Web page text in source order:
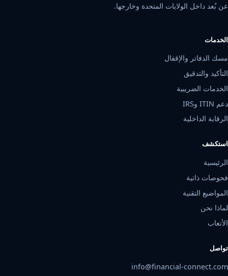
عن بُعد داخل الولايات المتحدة وخارجها.
الخدمات
مسك الدفاتر والإقفال
التأكيد والتدقيق
الخدمات الضريبية
دعم ITIN وIRS
الرقابة الداخلية
استكشف
الرئيسية
فحوصات ذاتية
المواضيع التقنية
لماذا نحن
الأتعاب
تواصل
info@financial-connect.com